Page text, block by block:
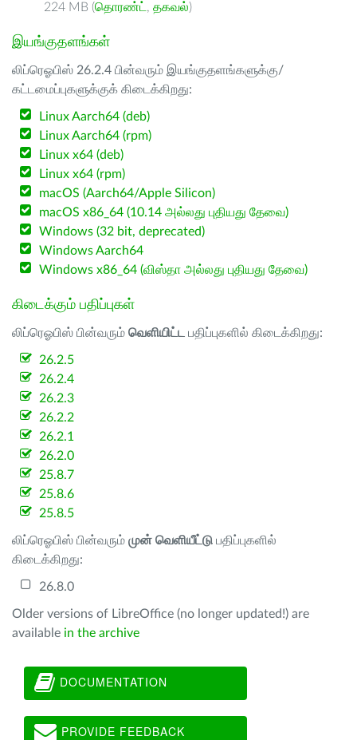
224 MB (தொரண்ட் , தகவல்)
இயங்குதளங்கள்
லிப்ரெஓபிஸ் 26.2.4 பின்வரும் இயங்குதளங்களுக்கு/
கட்டமைப்புகளுக்குக் கிடைக்கிறது:
Linux Aarch64 (deb)
Linux Aarch64 (rpm)
Linux x64 (deb)
Linux x64 (rpm)
macOS (Aarch64/Apple Silicon)
macOS x86_64 (10.14 அல்லது புதியது தேவை)
Windows (32 bit, deprecated)
Windows Aarch64
Windows x86_64 (விஸ்தா அல்லது புதியது தேவை)
கிடைக்கும் பதிப்புகள்
லிப்ரெஓபிஸ் பின்வரும் வெளியிட்ட பதிப்புகளில் கிடைக்கிறது:
26.2.5
26.2.4
26.2.3
26.2.2
26.2.1
26.2.0
25.8.7
25.8.6
25.8.5
லிப்ரெஓபிஸ் பின்வரும் முன் வெளியீட்டு பதிப்புகளில்
கிடைக்கிறது:
26.8.0
Older versions of LibreOffice (no longer updated!) are
available in the archive
DOCUMENTATION
PROVIDE FEEDBACK